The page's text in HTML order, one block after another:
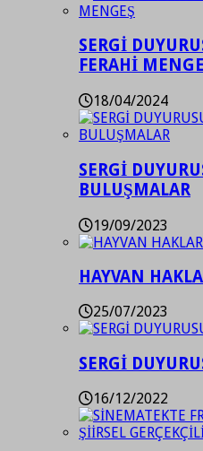
SERGİ
FERAHİ
18/04/2024
SERGİ
BULUŞMALAR
19/09/2023
HAYVAN
25/07/2023
SERGİ
16/12/2022